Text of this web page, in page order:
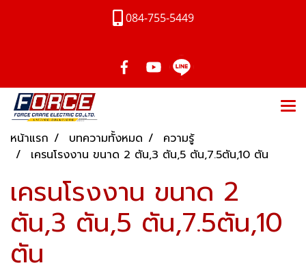
084-755-5449
หน้าแรก บทความทั้งหมด
ความรู้
เครนโรงงาน ขนาด 2 ตัน,3 ตัน,5 ตัน,7.5ตัน,10 ตัน
เครนโรงงาน ขนาด 2
ตัน,3 ตัน,5 ตัน,7.5ตัน,10
ตัน